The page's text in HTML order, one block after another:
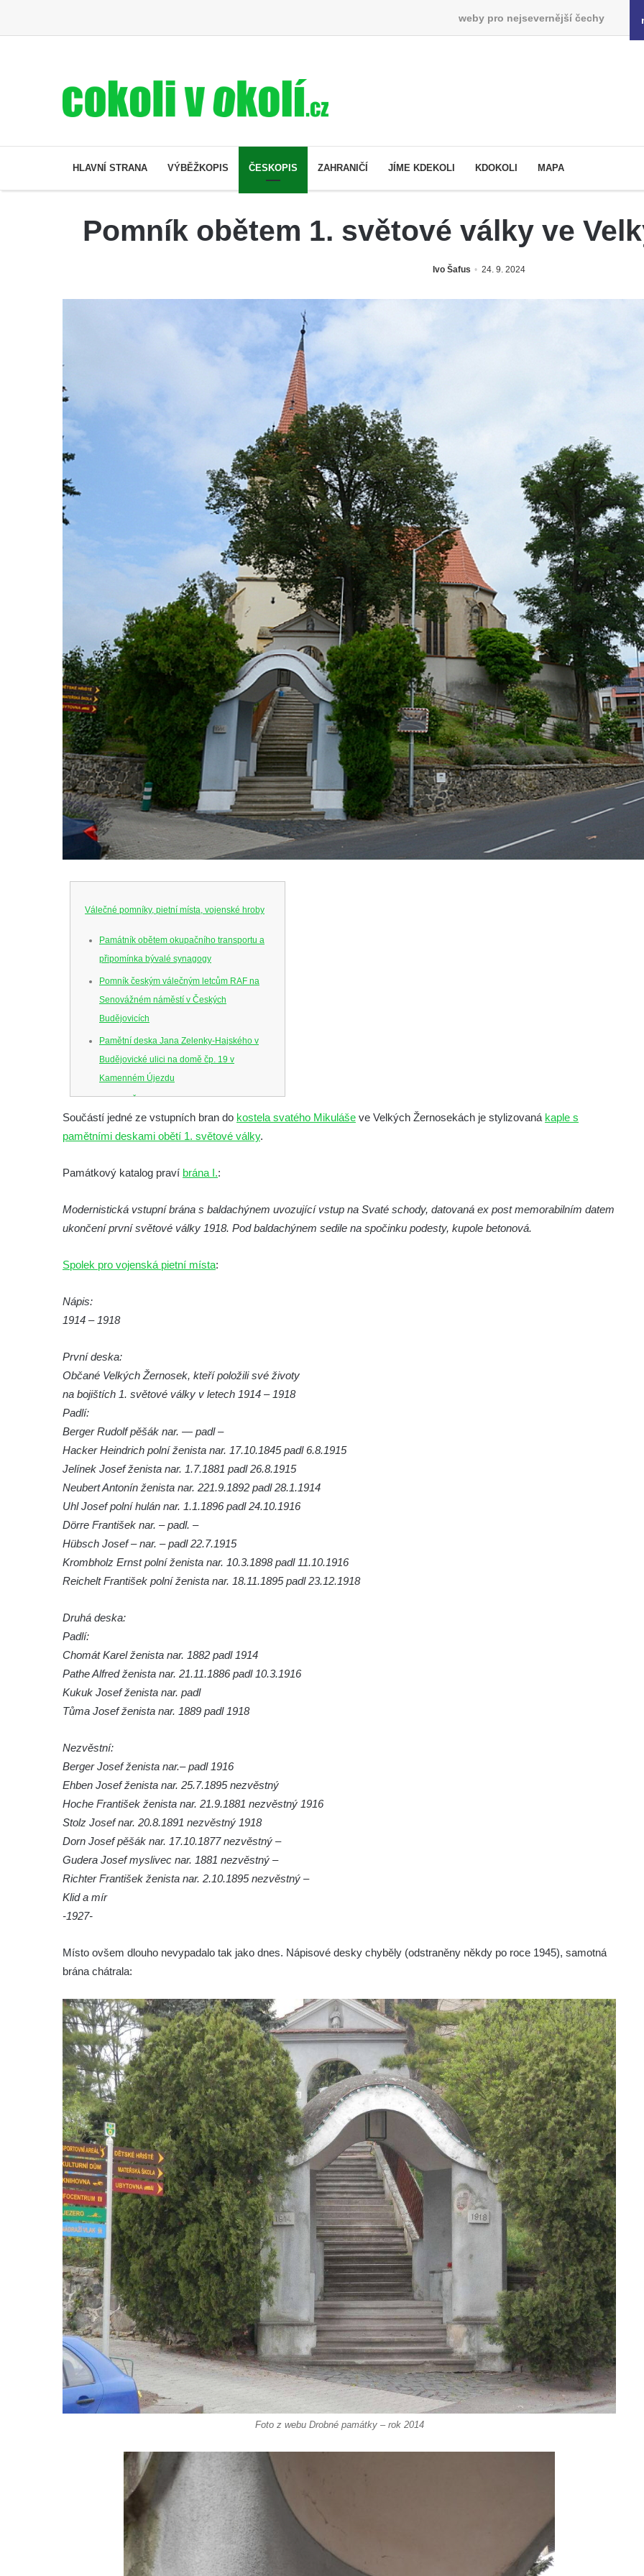
weby pro nejsevernější čechy
HLAVNÍ STRANA VÝBĚŽKOPIS ČESKOPIS ZAHRANIČÍ JÍME KDEKOLI KDOKOLI MAPA
Pomník obětem 1. světové války ve
Ivo Šafus 24. 9. 2024
Válečné pomníky, pietní místa, vojenské hroby
Památník obětem okupačního transportu a
připomínka bývalé synagogy
Pomník českým válečným letcům RAF na
Senovážném náměstí v Českých
Budějovicích
Pamětní deska Jana Zelenky-Hajského v
Budějovické ulici na domě čp. 19 v
Kamenném Újezdu
Kenotaf Šimona Valhy na starém hřbitově v
Kamenném Újezdě
Kenotaf Václava B. Hájka na starém
Pomník obětem válek na Náměstí v
Kenotaf Jana Mojžiše na hřbitově ve
Kenotaf Josefa Jílka na hřbitově ve
Hrob Ludvíka Tůmy na hřbitově ve Velešíně
Pomník obětem 2. světové války na hřbitově
u kostela svatého Václava ve Velešíně
pomníku obětem válek na náměstí J. V.
Kamarýta ve Velešíně
Pomník obětem 1. a 2. světové války na
náměstí J. V. Kamarýta ve Velešíně
Pomník obětem 1. a 2. světové války v
Římově
Předoníně
Pamětní deska obětem 1. světové války v
Plavu
Kenotaf Pepiho Meisela na hřbitově v
Dolním Podluží
Kenotaf Antona Klause na hřbitově v
Dolním Podluží
Kenotaf Heinricha Klause na hřbitově v
Dolním Podluží
Kenotaf Josefa Stolle na hřbitově v Dolním
Podluží
Pomník obětem 1. světové války na
čp. 43 v Lužci nad Vltavou
Pomník obětem 2. světové války v ulici 1.
máje v Lužci nad Vltavou
Pomník obětem válek v ulici 1. máje v Lužci
nad Vltavou
Hrob Vladislava Neumana v Hostíně u
Vojkovic
Pomník obětem válek před hřbitovem v
Hostíně u Vojkovic
Kenotaf Václava Floriána na hřbitově v
Lužci nad Vltavou
Kenotaf Miloslava Švice na hřbitově v Lužci
nad Vltavou
Hrob Václava Kufnera na hřbitově v Lužci
nad Vltavou
Pomník vojákům Rudé armády na hřbitově
v Lužci nad Vltavou
Pomník Ladislava Sedláčka a Karla Pelce u
silnice severně od Lužce nad Vltavou
Kenotaf Alfeda Harnische na hřbitově v
Hrobčicích
Pomník obětem válek v Mirošovicích
Hrob vojáků Rudé armády na hřbitově v
Račicích
Hrob Jiřího Dovhomilji na hřbitově v
Račicích
Hrob Antonína Medáčka na hřbitově v
Součástí jedné ze vstupních bran do kostela svatého Mikuláše ve Velkých Žernosekách je stylizovaná kaple s
pamětními deskami obětí 1. světové války.
Památkový katalog praví brána I.:
Modernistická vstupní brána s baldachýnem uvozující vstup na Svaté schody, datovaná ex post memorabilním datem
ukončení první světové války 1918. Pod baldachýnem sedile na spočinku podesty, kupole betonová.
Spolek pro vojenská pietní místa:
Nápis:
1914 – 1918
První deska:
Občané Velkých Žernosek, kteří položili své životy
na bojištích 1. světové války v letech 1914 – 1918
Padlí:
Berger Rudolf pěšák nar. — padl –
Hacker Heindrich polní ženista nar. 17.10.1845 padl 6.8.1915
Jelínek Josef ženista nar. 1.7.1881 padl 26.8.1915
Neubert Antonín ženista nar. 221.9.1892 padl 28.1.1914
Uhl Josef polní hulán nar. 1.1.1896 padl 24.10.1916
Dörre František nar. – padl. –
Hübsch Josef – nar. – padl 22.7.1915
Krombholz Ernst polní ženista nar. 10.3.1898 padl 11.10.1916
Reichelt František polní ženista nar. 18.11.1895 padl 23.12.1918
Druhá deska:
Padlí:
Chomát Karel ženista nar. 1882 padl 1914
Pathe Alfred ženista nar. 21.11.1886 padl 10.3.1916
Kukuk Josef ženista nar. padl
Tůma Josef ženista nar. 1889 padl 1918
Nezvěstní:
Berger Josef ženista nar.– padl 1916
Ehben Josef ženista nar. 25.7.1895 nezvěstný
Hoche František ženista nar. 21.9.1881 nezvěstný 1916
Stolz Josef nar. 20.8.1891 nezvěstný 1918
Dorn Josef pěšák nar. 17.10.1877 nezvěstný –
Gudera Josef myslivec nar. 1881 nezvěstný –
Richter František ženista nar. 2.10.1895 nezvěstný –
Klid a mír
-1927-
Místo ovšem dlouho nevypadalo tak jako dnes. Nápisové desky chyběly (odstraněny někdy po roce 1945), samotná
brána chátrala:
Foto z webu Drobné památky – rok 2014